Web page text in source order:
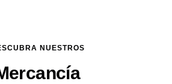
NUESTROS